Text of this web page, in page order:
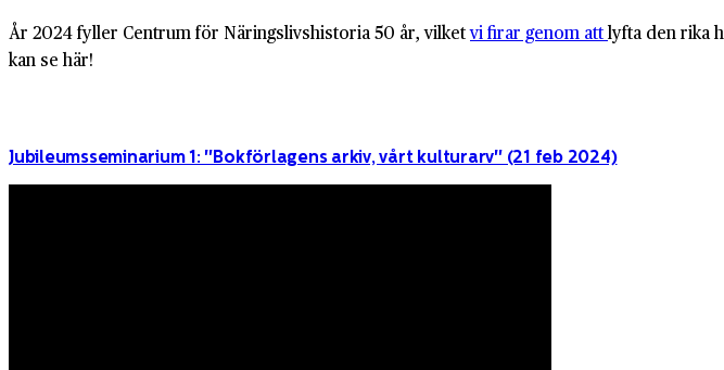
År 2024 fyller Centrum för Näringslivshistoria 50 år, vilketvi firar genom attlyfta den rika
kan se här!
Jubileumsseminarium 1: "Bokförlagens arkiv, vårt kulturarv" (21 feb 2024)